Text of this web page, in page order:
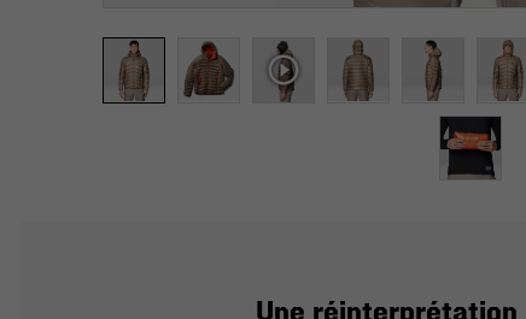
Une réinterprétation